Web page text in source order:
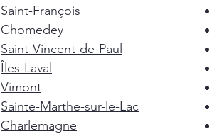
Saint-François
Chomedey
Saint-Vincent-de-Paul
Îles-Laval
Vimont
Sainte-Marthe-sur-le-Lac
Charlemagne